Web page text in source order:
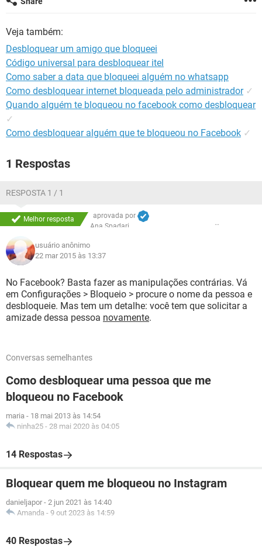
GUIA DE COMPRAS
Veja também:
Desbloquear um amigo que bloqueei
Código universal para desbloquear itel
Como saber a data que bloqueei alguém no whatsapp
Como desbloquear internet bloqueada pelo administrador ✓
Quando alguém te bloqueou no facebook como desbloquear
✓
Como desbloquear alguém que te bloqueou no Facebook ✓
1 Respostas
RESPOSTA 1 / 1
Melhor resposta
aprovada por
Ana Spadari
usuário anônimo
22 mar 2015 às 13:37
No Facebook? Basta fazer as manipulações contrárias. Vá
em Configurações > Bloqueio > procure o nome da pessoa e
desbloqueie. Mas tem um detalhe: você tem que solicitar a
amizade dessa pessoa novamente.
Conversas semelhantes
Como desbloquear uma pessoa que me
bloqueou no Facebook
maria - 18 mai 2013 às 14:54
ninha25 - 28 mai 2020 às 04:05
14 Respostas
Bloquear quem me bloqueou no Instagram
danieljapor - 2 jun 2021 às 14:40
Amanda - 9 out 2023 às 14:59
40 Respostas